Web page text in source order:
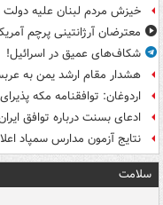
خیزش مردم لبنان علیه دولت
معترضان آرژانتینی پرچم
شکاف‌های عمیق در اسرائیل!
هشدار مقام ارشد یمن به
اردوغان: توافقنامه مکه
ادعای بسنت درباره توافق
نتایج آزمون مدارس سمپاد
سلامت